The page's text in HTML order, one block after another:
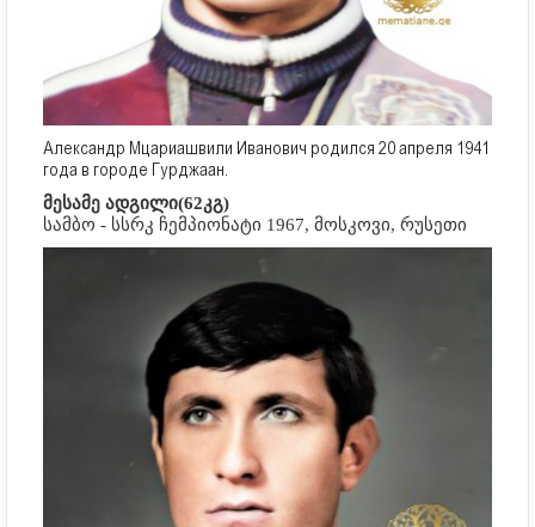
Александр Мцариашвили Иванович родился 20 апреля 1941
года в городе Гурджаан.
მესამე ადგილი(62კგ)
სამბო - სსრკ ჩემპიონატი 1967, მოსკოვი, რუსეთი